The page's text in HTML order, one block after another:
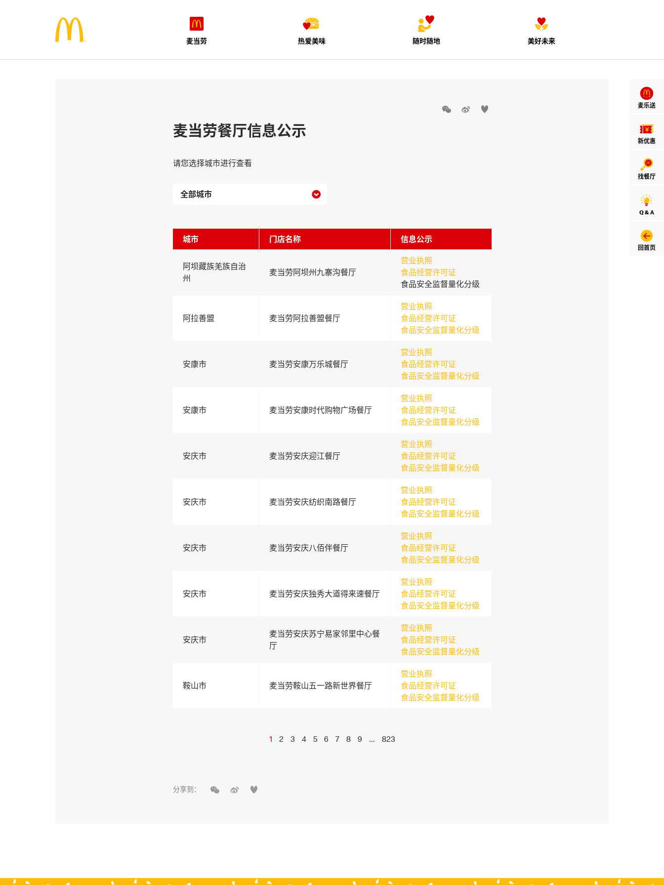
麦当劳 热爱美味 随时随地 美好未来
麦乐送
新优惠
找餐厅
Q & A
回首页
  
麦当劳餐厅信息公示
请您选择城市进行查看

城市 门店名称 信息公示
阿坝藏族羌族自治
州
麦当劳阿坝州九寨沟餐厅
营业执照
食品经营许可证
食品安全监督量化分级
阿拉善盟 麦当劳阿拉善盟餐厅
营业执照
食品经营许可证
食品安全监督量化分级
安康市 麦当劳安康万乐城餐厅
营业执照
食品经营许可证
食品安全监督量化分级
安康市 麦当劳安康时代购物广场餐厅
营业执照
食品经营许可证
食品安全监督量化分级
安庆市 麦当劳安庆迎江餐厅
营业执照
食品经营许可证
食品安全监督量化分级
安庆市 麦当劳安庆纺织南路餐厅
营业执照
食品经营许可证
食品安全监督量化分级
安庆市 麦当劳安庆八佰伴餐厅
营业执照
食品经营许可证
食品安全监督量化分级
安庆市 麦当劳安庆独秀大道得来速餐厅
营业执照
食品经营许可证
食品安全监督量化分级
安庆市
麦当劳安庆苏宁易家邻里中心餐
厅
营业执照
食品经营许可证
食品安全监督量化分级
鞍山市 麦当劳鞍山五一路新世界餐厅
营业执照
食品经营许可证
食品安全监督量化分级
1 2 3 4 5 6 7 8 9 ... 823
分享到：   